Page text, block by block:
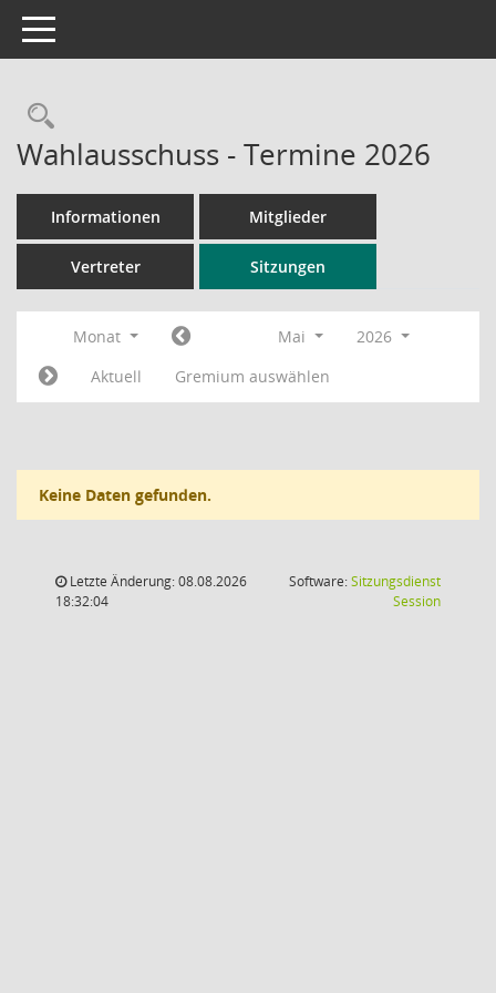
Toggle navigation
Rechercheauswahl
Wahlausschuss - Termine 2026
Informationen Mitglieder
Vertreter Sitzungen
Monat Mai
2026
Aktuell
Gremium auswählen
Keine Daten gefunden.
Letzte Änderung: 08.08.2026
18:32:04
Software:Sitzungsdienst
Session(Wird in